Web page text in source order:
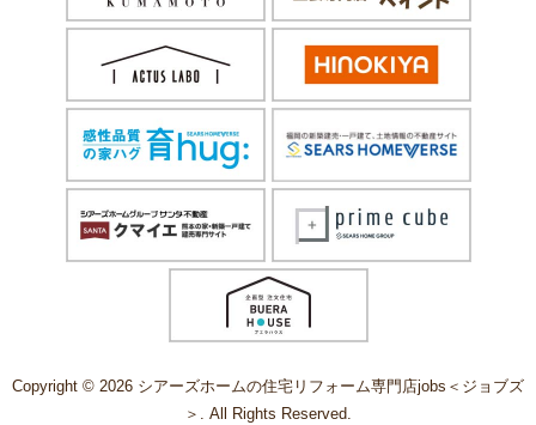
Copyright © 2026 シアーズホームの住宅リフォーム専門店jobs＜ジョブズ
＞. All Rights Reserved.